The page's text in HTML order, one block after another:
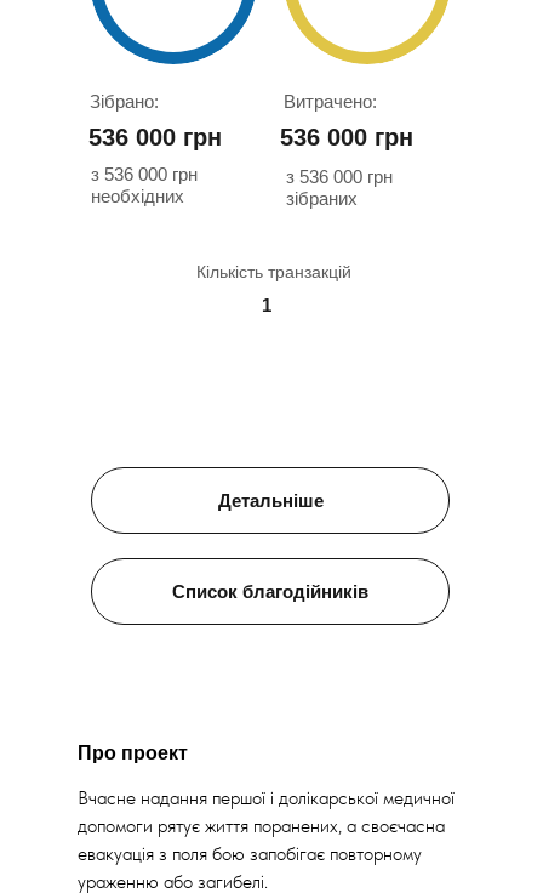
Список благодійників
Детальніше
1
Кількість транзакцій
Зібрано: Витрачено:
536 000 грн
536 000 грн
з 536 000 грн
необхідних
з 536 000 грн
зібраних
Про проект
Вчасне надання першої і долікарської медичної
допомоги рятує життя поранених, а своєчасна
евакуація з поля бою запобігає повторному
ураженню або загибелі.